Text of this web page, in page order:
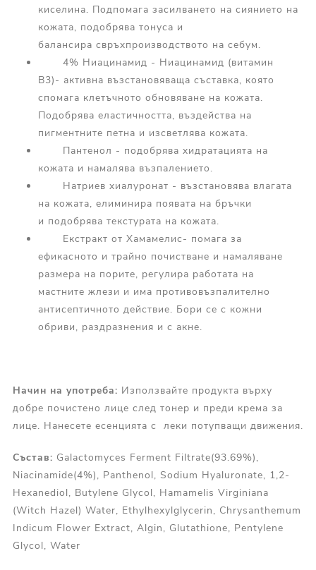
киселина. Подпомага засилването на сиянието на
кожата, подобрява тонуса и
балансира свръхпроизводството на себум.
4% Ниацинамид - Ниацинамид (витамин
В3)- активна възстановяваща съставка, която
спомага клетъчното обновяване на кожата.
Подобрява еластичността, въздейства на
пигментните петна и изсветлява кожата.
Пантенол - подобрява хидратацията на
кожата и намалява възпалението.
Натриев хиалуронат - възстановява влагата
на кожата, елиминира появата на бръчки
и подобрява текстурата на кожата.
Екстракт от Хамамелис- помага за
ефикасното и трайно почистване и намаляване
размера на порите, регулира работата на
мастните жлези и има противовъзпалително
антисептичното действие. Бори се с кожни
обриви, раздразнения и с акне.
Начин на употреба: Използвайте продукта върху
добре почистено лице след тонер и преди крема за
лице. Нанесете есенцията с леки потупващи движения.
Състав: Galactomyces Ferment Filtrate(93.69%),
Niacinamide(4%), Panthenol, Sodium Hyaluronate, 1,2-
Hexanediol, Butylene Glycol, Hamamelis Virginiana
(Witch Hazel) Water, Ethylhexylglycerin, Chrysanthemum
Indicum Flower Extract, Algin, Glutathione, Pentylene
Glycol, Water